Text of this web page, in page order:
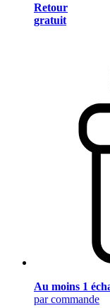
Retour
gratuit
Au moins 1
par commande